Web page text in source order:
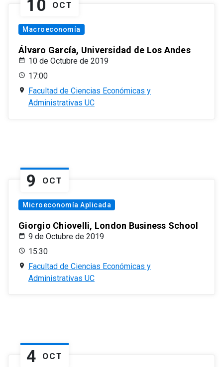
10 OCT
Macroeconomía
Álvaro García, Universidad de Los Andes
10 de Octubre de 2019
17:00
Facultad de Ciencias Económicas y
Administrativas UC
9 OCT
Microeconomía Aplicada
Giorgio Chiovelli, London Business School
9 de Octubre de 2019
15:30
Facultad de Ciencias Económicas y
Administrativas UC
4 OCT